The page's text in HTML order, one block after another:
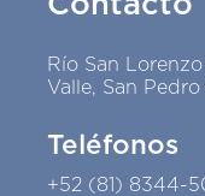
Río San
Valle, San
Teléfonos
+52 (81) 8344-